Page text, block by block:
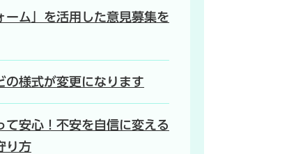
ーム」を活用した意見募集を
の様式が変更になります
て安心！不安を自信に変える
り方